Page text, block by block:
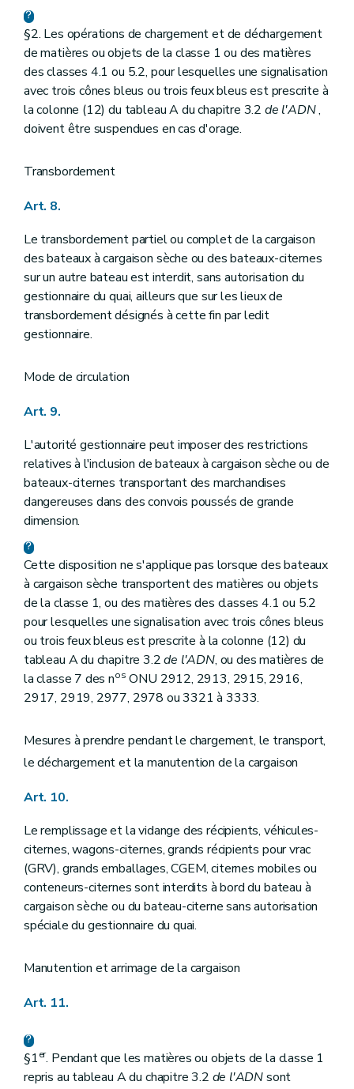
§2. Les opérations de chargement et de déchargement
de matières ou objets de la classe 1 ou des matières
des classes 4.1 ou 5.2, pour lesquelles une signalisation
avec trois cônes bleus ou trois feux bleus est prescrite à
la colonne (12) du tableau A du chapitre 3.2 de l'ADN,
doivent être suspendues en cas d'orage.
Transbordement
Art. 8.
Le transbordement partiel ou complet de la cargaison
des bateaux à cargaison sèche ou des bateaux-citernes
sur un autre bateau est interdit, sans autorisation du
gestionnaire du quai, ailleurs que sur les lieux de
transbordement désignés à cette fin par ledit
gestionnaire.
Mode de circulation
Art. 9.
L'autorité gestionnaire peut imposer des restrictions
relatives à l'inclusion de bateaux à cargaison sèche ou de
bateaux-citernes transportant des marchandises
dangereuses dans des convois poussés de grande
dimension.
Cette disposition ne s'applique pas lorsque des bateaux
à cargaison sèche transportent des matières ou objets
de la classe 1, ou des matières des classes 4.1 ou 5.2
pour lesquelles une signalisation avec trois cônes bleus
ou trois feux bleus est prescrite à la colonne (12) du
tableau A du chapitre 3.2de l'ADN, ou des matières de
la classe 7 des nos ONU 2912, 2913, 2915, 2916,
2917, 2919, 2977, 2978 ou 3321 à 3333.
Mesures à prendre pendant le chargement, le transport,
le déchargement et la manutention de la cargaison
Art. 10.
Le remplissage et la vidange des récipients, véhicules-
citernes, wagons-citernes, grands récipients pour vrac
(GRV), grands emballages, CGEM, citernes mobiles ou
conteneurs-citernes sont interdits à bord du bateau à
cargaison sèche ou du bateau-citerne sans autorisation
spéciale du gestionnaire du quai.
Manutention et arrimage de la cargaison
Art. 11.
§1er. Pendant que les matières ou objets de la classe 1
repris au tableau A du chapitre 3.2 de l'ADNsont